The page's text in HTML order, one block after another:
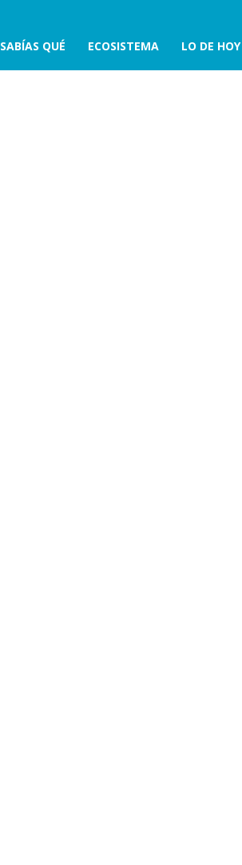
SABÍAS QUÉ ECOSISTEMA LO DE HOY